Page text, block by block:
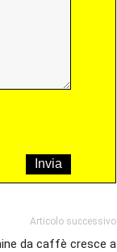
Articolo successivo
da caffè cresce a